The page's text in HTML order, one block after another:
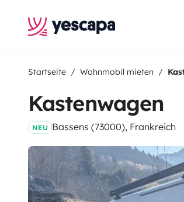
Startseite Wohnmobil mieten
Kastenwagen
NEU Bassens (73000), Frankreich